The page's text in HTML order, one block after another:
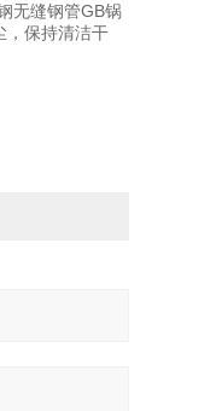
无缝钢管GB锅
，保持清洁干